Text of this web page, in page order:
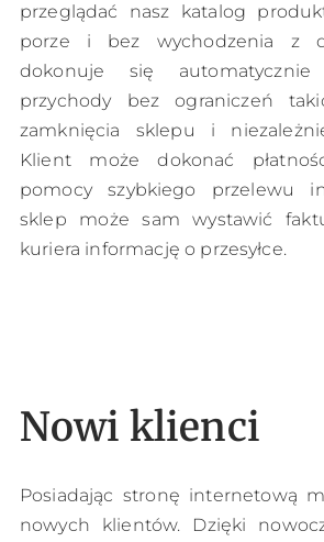
przeglądać nasz katalog
porze i bez wychodzenia z
dokonuje się
przychody bez ograniczeń
zamknięcia sklepu i
Klient może dokonać
pomocy szybkiego przelewu
sklep może sam wystawić
kuriera informację o przesyłce.
Nowi klienci
Posiadając stronę internetową
nowych klientów. Dzięki